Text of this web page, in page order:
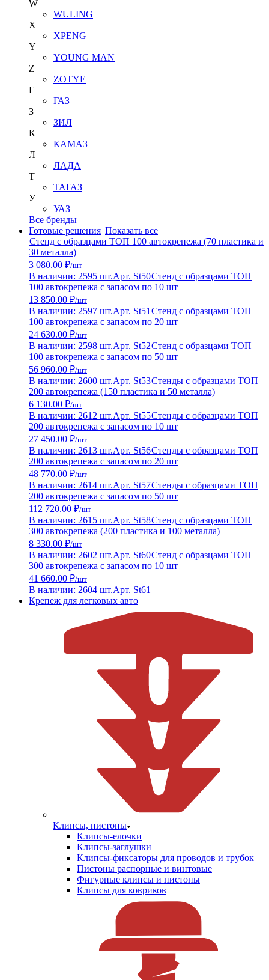
W
WULING
X
XPENG
Y
YOUNG MAN
Z
ZOTYE
Г
ГАЗ
З
ЗИЛ
К
КАМАЗ
Л
ЛАДА
Т
ТАГАЗ
У
УАЗ
Все бренды
Готовые решения Показать все
Стенд с образцами ТОП 100 автокрепежа (70 пластика и
30 металла)
3 080.00 ₽/шт
В наличии: 2595 шт.Арт. St50Стенд с образцами ТОП
100 автокрепежа с запасом по 10 шт
13 850.00 ₽/шт
В наличии: 2597 шт.Арт. St51 Стенд с образцами ТОП
100 автокрепежа с запасом по 20 шт
24 630.00 ₽/шт
В наличии: 2598 шт.Арт. St52Стенд с образцами ТОП
100 автокрепежа с запасом по 50 шт
56 960.00 ₽/шт
В наличии: 2600 шт.Арт. St53Стенды с образцами ТОП
200 автокрепежа (150 пластика и 50 металла)
6 130.00 ₽/шт
В наличии: 2612 шт.Арт. St55Стенды с образцами ТОП
200 автокрепежа с запасом по 10 шт
27 450.00 ₽/шт
В наличии: 2613 шт.Арт. St56Стенды с образцами ТОП
200 автокрепежа с запасом по 20 шт
48 770.00 ₽/шт
В наличии: 2614 шт.Арт. St57Стенды с образцами ТОП
200 автокрепежа с запасом по 50 шт
112 720.00 ₽/шт
В наличии: 2615 шт.Арт. St58Стенд с образцами ТОП
300 автокрепежа (200 пластика и 100 металла)
8 330.00 ₽/шт
В наличии: 2602 шт.Арт. St60Стенд с образцами ТОП
300 автокрепежа с запасом по 10 шт
41 660.00 ₽/шт
В наличии: 2604 шт.Арт. St61
Крепеж для легковых авто
Клипсы, пистоны
Клипсы-елочки
Клипсы-заглушки
Клипсы-фиксаторы для проводов и трубок
Пистоны распорные и винтовые
Фигурные клипсы и пистоны
Клипсы для ковриков